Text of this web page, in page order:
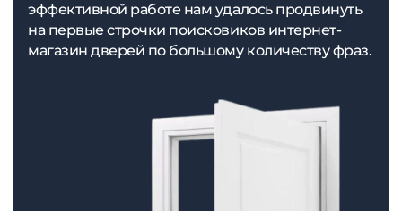
эффективной работе нам удалось продвинуть
на первые строчки поисковиков интернет-
магазин дверей по большому количеству фраз.